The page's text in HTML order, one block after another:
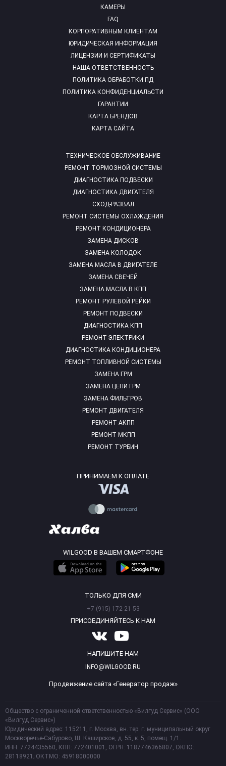
КАМЕРЫ
FAQ
ТЕХНИЧЕСКОЕ ОБСЛУЖИВАНИЕ
РЕМОНТ ТОРМОЗНОЙ СИСТЕМЫ
ДИАГНОСТИКА ПОДВЕСКИ
ДИАГНОСТИКА ДВИГАТЕЛЯ
СХОД-РАЗВАЛ
РЕМОНТ СИСТЕМЫ ОХЛАЖДЕНИЯ
РЕМОНТ КОНДИЦИОНЕРА
ЗАМЕНА ДИСКОВ
ЗАМЕНА КОЛОДОК
ЗАМЕНА МАСЛА В ДВИГАТЕЛЕ
ЗАМЕНА СВЕЧЕЙ
ЗАМЕНА МАСЛА В КПП
РЕМОНТ РУЛЕВОЙ РЕЙКИ
РЕМОНТ ПОДВЕСКИ
ДИАГНОСТИКА КПП
РЕМОНТ ЭЛЕКТРИКИ
ДИАГНОСТИКА КОНДИЦИОНЕРА
РЕМОНТ ТОПЛИВНОЙ СИСТЕМЫ
ЗАМЕНА ГРМ
ЗАМЕНА ЦЕПИ ГРМ
ЗАМЕНА ФИЛЬТРОВ
РЕМОНТ ДВИГАТЕЛЯ
РЕМОНТ АКПП
РЕМОНТ МКПП
РЕМОНТ ТУРБИН
КОРПОРАТИВНЫМ КЛИЕНТАМ
ЮРИДИЧЕСКАЯ ИНФОРМАЦИЯ
ЛИЦЕНЗИИ И СЕРТИФИКАТЫ
НАША ОТВЕТСТВЕННОСТЬ
ПОЛИТИКА ОБРАБОТКИ ПД
ПОЛИТИКА КОНФИДЕНЦИАЛЬСТИ
ГАРАНТИИ
КАРТА БРЕНДОВ
КАРТА САЙТА
ПРИНИМАЕМ К ОПЛАТЕ
WILGOOD В ВАШЕМ СМАРТФОНЕ
ТОЛЬКО ДЛЯ СМИ
+7 (915) 172-21-53
ПРИСОЕДИНЯЙТЕСЬ К НАМ
НАПИШИТЕ НАМ
INFO@WILGOOD.RU
Продвижение сайта «Генератор продаж»
Общество с ограниченной ответственностью «Вилгуд Сервис» (ООО
«Вилгуд Сервис»)
Юридический адрес: 115211, г. Москва, вн. тер. г. муниципальный округ
Москворечье-Сабурово, Ш. Каширское, д. 55, к. 5, помещ. 1/1.
ИНН: 7724435560, КПП: 772401001, ОГРН: 1187746366807, ОКПО:
28118921; ОКТМО: 45918000000